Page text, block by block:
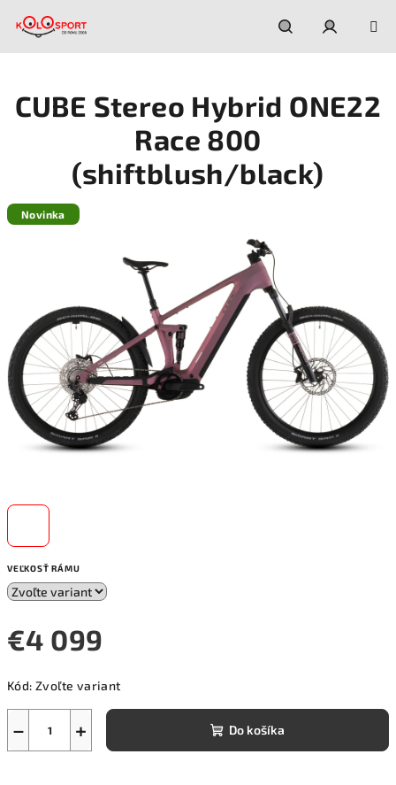
Hľadať
VEĽKOSŤ RÁMU
€4 099
cena:
Kód: Zvoľte variant
+
− Do košíka
CUBE Stereo Hybrid ONE22
Race 800
(shiftblush/black)
Novinka